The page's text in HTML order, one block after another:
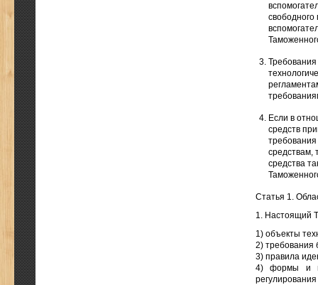
Если в
средств
средствам,
средства
Статья 1.
1. Настоящий
1) объекты
2) требования
3) правила
4) формы и